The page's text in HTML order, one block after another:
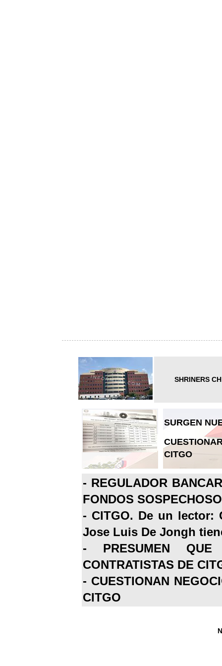
SHRINERS
SURGEN
CITGO
- REGULADOR
FONDOS
- CITGO. De un lector:
Jose Luis De Jongh
- PRESUMEN
CONTRATISTAS DE
- CUESTIONAN
CITGO